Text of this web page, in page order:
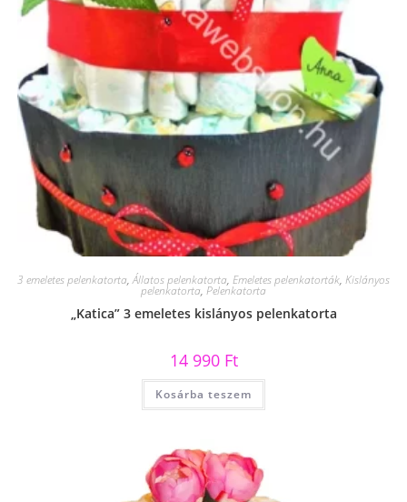
3 emeletes pelenkatorta,Állatos pelenkatorta, Emeletes pelenkatorták, Kislányos
pelenkatorta, Pelenkatorta
„Katica” 3 emeletes kislányos pelenkatorta
14 990 Ft
Kosárba teszem